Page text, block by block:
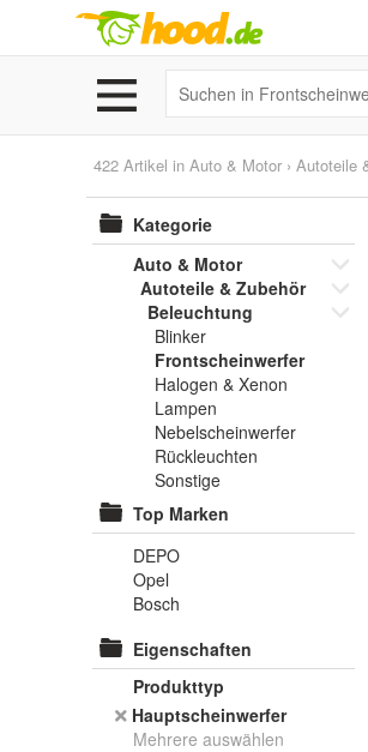
422 Artikel in Auto & Motor › Autoteile
Kategorie
Auto & Motor
Autoteile & Zubehör
Beleuchtung
Blinker
Frontscheinwerfer
Halogen & Xenon
Lampen
Nebelscheinwerfer
Rückleuchten
Sonstige
Top Marken
DEPO
Opel
Bosch
Eigenschaften
Produkttyp
Hauptscheinwerfer
Mehrere auswählen